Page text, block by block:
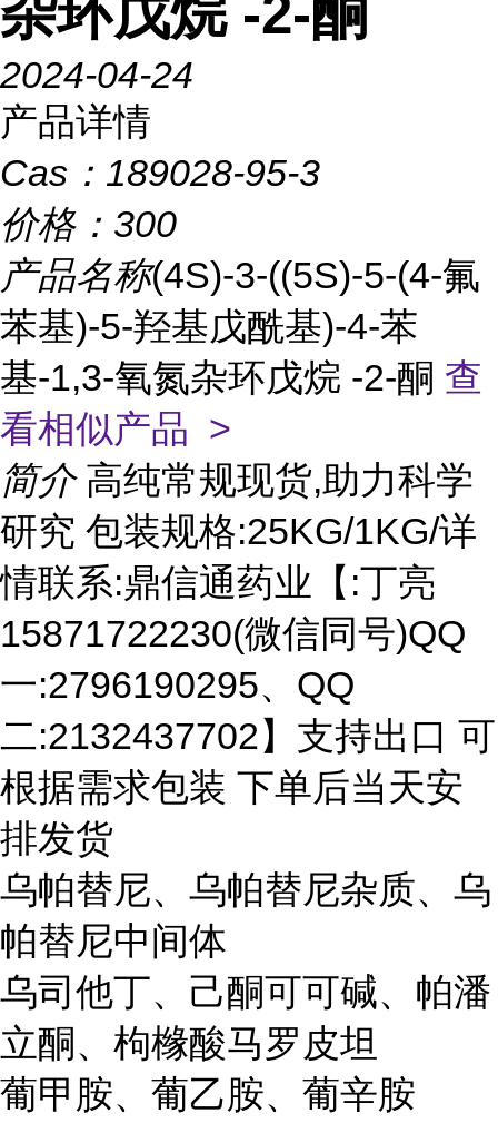
杂环戊烷 -2-酮
2024-04-24
产品详情
Cas： 189028-95-3
价格： 300
产品名称(4S)-3-((5S)-5-(4-氟
苯基)-5-羟基戊酰基)-4-苯
基-1,3-氧氮杂环戊烷 -2-酮 查
看相似产品 >
简介 高纯常规现货,助力科学
研究 包装规格:25KG/1KG/详
情联系:鼎信通药业【:丁亮
15871722230(微信同号)QQ
一:2796190295、QQ
二:2132437702】支持出口 可
根据需求包装 下单后当天安
排发货
乌帕替尼、乌帕替尼杂质、乌
帕替尼中间体
乌司他丁、己酮可可碱、帕潘
立酮、枸橼酸马罗皮坦
葡甲胺、葡乙胺、葡辛胺